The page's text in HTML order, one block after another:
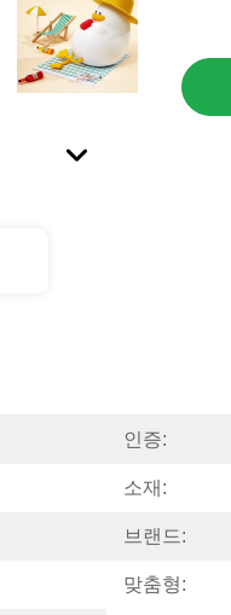
인증:
소재:
브랜드:
맞춤형: